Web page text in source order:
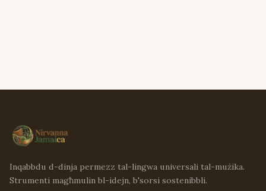
Inqabbdu d-dinja permezz tal-lingwa universali tal-mużika.
Strumenti magħmulin bl-idejn, b'sorsi sostenibbli.